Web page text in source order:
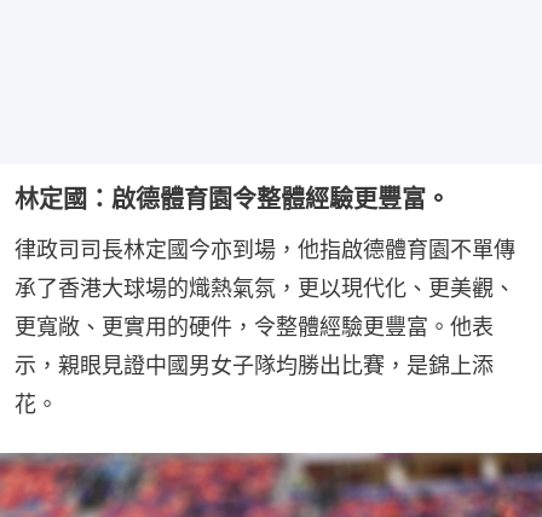
林定國：啟德體育園令整體經驗更豐富。
律政司司長林定國今亦到場，他指啟德體育園不單傳
承了香港大球場的熾熱氣氛，更以現代化、更美觀、
更寬敞、更實用的硬件，令整體經驗更豐富。他表
示，親眼見證中國男女子隊均勝出比賽，是錦上添
花。